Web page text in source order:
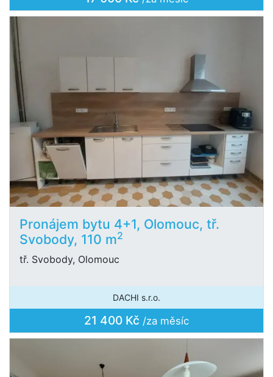
Pronájem bytu 4+1, Olomouc, tř.
Svobody, 110 m2
tř. Svobody, Olomouc
DACHI s.r.o.
21 400 Kč /za měsíc